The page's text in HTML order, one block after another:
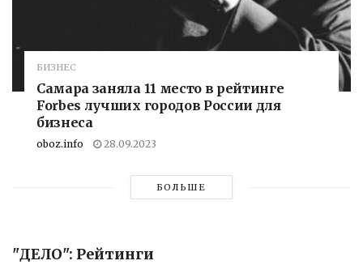
БИЗНЕС
Самара заняла 11 место в рейтинге
Forbes лучших городов России для
бизнеса
oboz.info 28.09.2023
БОЛЬШЕ
"ДЕЛО": Рейтинги